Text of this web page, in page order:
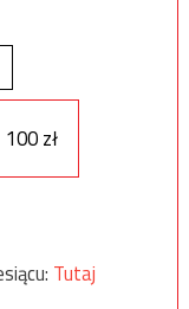
100 zł
Tutaj